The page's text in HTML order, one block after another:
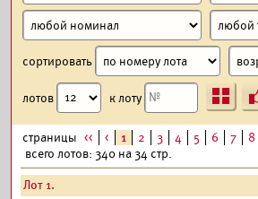
сортировать
лотов к лоту Ъ
страницы << < 1 2 3 4 5 6 7 8
всего лотов: 340 на 34 стр.
Лот 1.